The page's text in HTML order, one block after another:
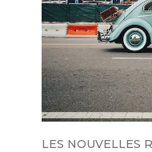
LES NOUVELLES